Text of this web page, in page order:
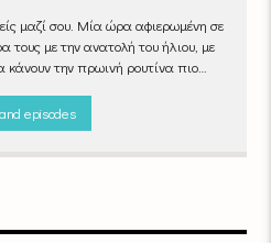
μαζί σου. Μία ώρα αφιερωμένη σε
τους με την ανατολή του ήλιου, με
κάνουν την πρωινή ρουτίνα πιο
Empneusi 107 FM
episodes